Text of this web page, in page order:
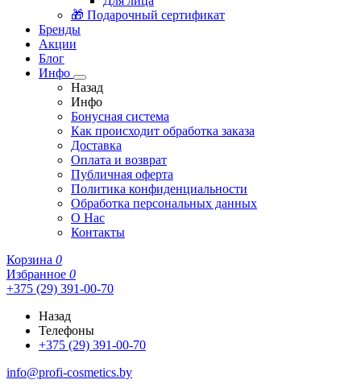
🎁 Подарочный сертификат
Бренды
Акции
Блог
Инфо
Назад
Инфо
Бонусная система
Как происходит обработка заказа
Доставка
Оплата и возврат
Публичная оферта
Политика конфиденциальности
Обработка персональных данных
О Нас
Контакты
Корзина 0
Избранное 0
+375 (29) 391-00-70
Назад
Телефоны
+375 (29) 391-00-70
info@profi-cosmetics.by